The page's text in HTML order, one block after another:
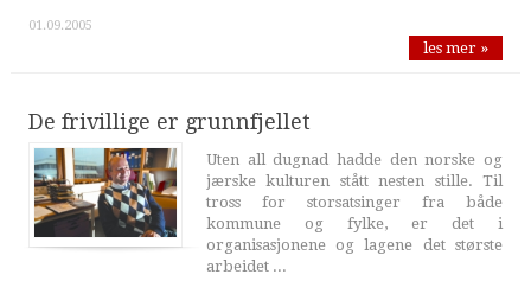
01.09.2005
les mer »
De frivillige er grunnfjellet
Uten all dugnad hadde den norske og
jærske kulturen stått nesten stille. Til
tross for storsatsinger fra både
kommune og fylke, er det i
organisasjonene og lagene det største
arbeidet ...